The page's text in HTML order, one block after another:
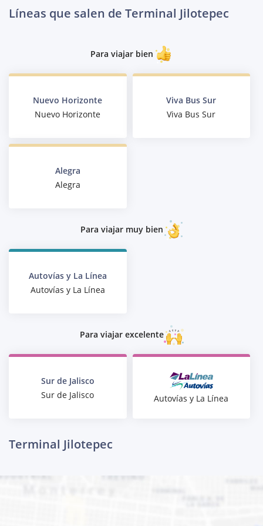
Líneas que salen de Terminal Jilotepec
Para viajar bien
Nuevo Horizonte
Nuevo Horizonte
Viva Bus Sur
Viva Bus Sur
Alegra
Alegra
Para viajar muy bien
Autovías y La Línea
Autovías y La Línea
Para viajar excelente
Sur de Jalisco
Sur de Jalisco
Autovías y La Línea
Terminal Jilotepec